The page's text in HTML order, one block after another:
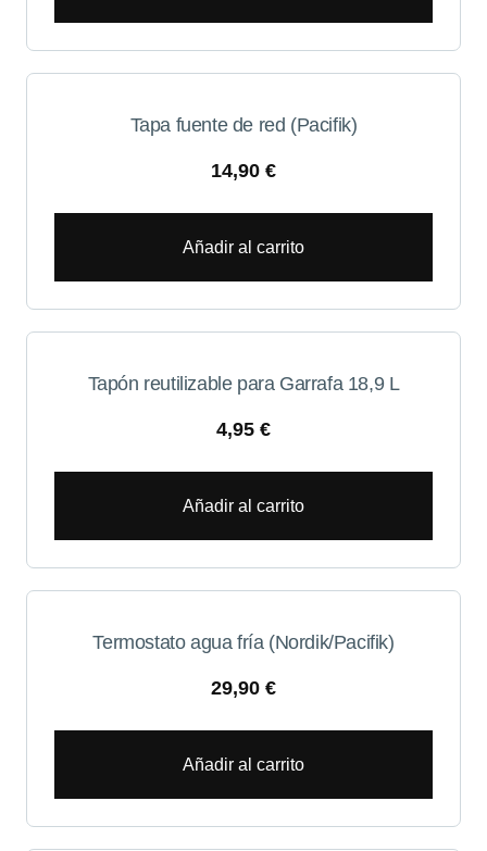
Tapa fuente de red (Pacifik)
14,90 €
Añadir al carrito
Tapón reutilizable para Garrafa 18,9 L
4,95 €
Añadir al carrito
Termostato agua fría (Nordik/Pacifik)
29,90 €
Añadir al carrito